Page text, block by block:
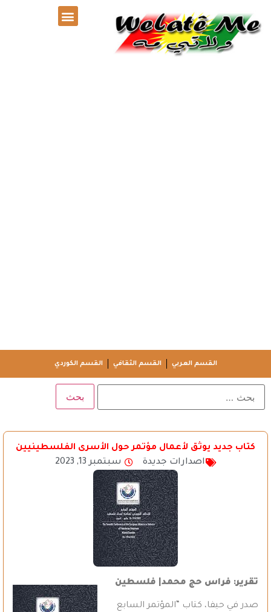
القسم العربي القسم الثقافي القسم الكوردي
كتاب جديد يوثق لأعمال مؤتمر حول الأسرى الفلسطينيين
اصدارات جديدة
سبتمبر 13, 2023
تقرير: فراس حج محمد| فلسطين
صدر في حيفا، كتاب “المؤتمر السابع